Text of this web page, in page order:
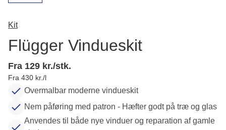
Kit
Flügger Vindueskit
Fra 129 kr./stk.
Fra 430 kr./l
Overmalbar moderne vindueskit
Nem påføring med patron - Hæfter godt på træ og glas
Anvendes til både nye vinduer og reparation af gamle